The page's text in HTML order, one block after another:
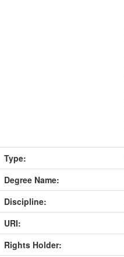
Type:
Degree Name:
Discipline:
URI:
Rights Holder: